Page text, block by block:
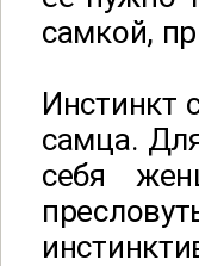
самкой,
Инстинкт
самца.
себя